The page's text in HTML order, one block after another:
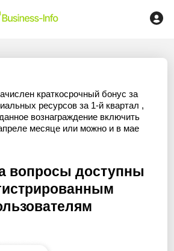
краткосрочный бонус за
ресурсов за 1-й квартал ,
вознаграждение включить
месяце или можно и в мае
вопросы доступны